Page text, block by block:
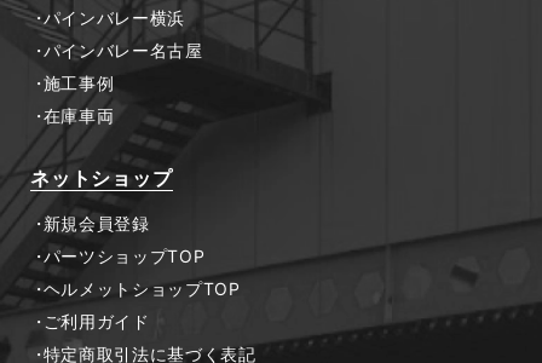
パインバレー横浜
パインバレー名古屋
施工事例
在庫車両
ネットショップ
新規会員登録
パーツショップTOP
ヘルメットショップTOP
ご利用ガイド
特定商取引法に基づく表記